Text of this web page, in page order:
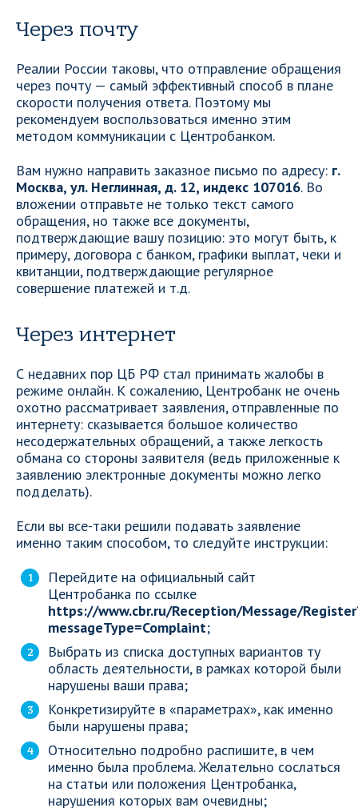
Через почту
Реалии России таковы, что отправление обращения
через почту — самый эффективный способ в плане
скорости получения ответа. Поэтому мы
рекомендуем воспользоваться именно этим
методом коммуникации с Центробанком.
Вам нужно направить заказное письмо по адресу: г.
Москва, ул. Неглинная, д. 12, индекс 107016. Во
вложении отправьте не только текст самого
обращения, но также все документы,
подтверждающие вашу позицию: это могут быть, к
примеру, договора с банком, графики выплат, чеки и
квитанции, подтверждающие регулярное
совершение платежей и т.д.
Через интернет
С недавних пор ЦБ РФ стал принимать жалобы в
режиме онлайн. К сожалению, Центробанк не очень
охотно рассматривает заявления, отправленные по
интернету: сказывается большое количество
несодержательных обращений, а также легкость
обмана со стороны заявителя (ведь приложенные к
заявлению электронные документы можно легко
подделать).
Если вы все-таки решили подавать заявление
именно таким способом, то следуйте инструкции:
Перейдите на официальный сайт
Центробанка по ссылке
https://www.cbr.ru/Reception/Message/
messageType=Complaint;
Выбрать из списка доступных вариантов ту
область деятельности, в рамках которой были
нарушены ваши права;
Конкретизируйте в «параметрах», как именно
были нарушены права;
Относительно подробно распишите, в чем
именно была проблема. Желательно сослаться
на статьи или положения Центробанка,
нарушения которых вам очевидны;